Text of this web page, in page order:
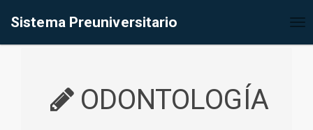
Sistema Preuniversitario
ODONTOLOGÍA